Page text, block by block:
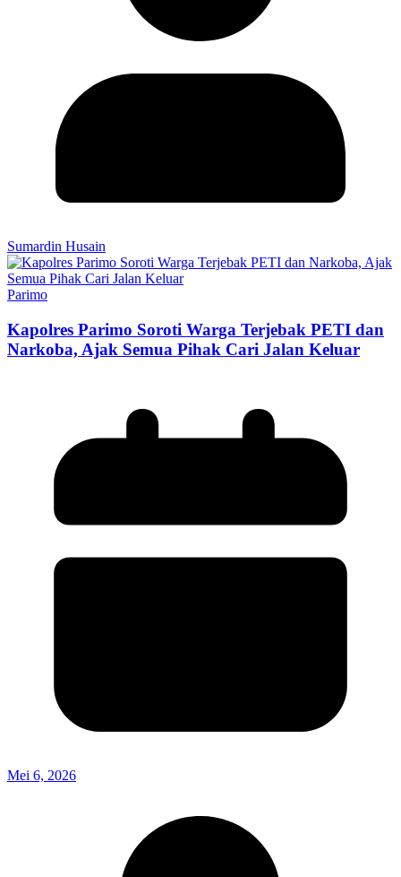
Sumardin Husain
Parimo
Kapolres Parimo Soroti Warga Terjebak PETI dan
Narkoba, Ajak Semua Pihak Cari Jalan Keluar
Mei 6, 2026